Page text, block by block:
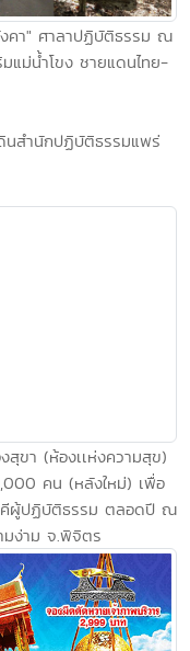
คา" ศาลาปฏิบัติธรรม ณ
แม่น้ำโขง ชายแดนไทย-
นสำนักปฏิบัติธรรมแพร่
ขา (ห้องเเห่งความสุข)
คน (หลังใหม่) เพื่อ
ยคีผู้ปฏิบัติธรรม ตลอดปี ณ
มง่าม จ.พิจิตร